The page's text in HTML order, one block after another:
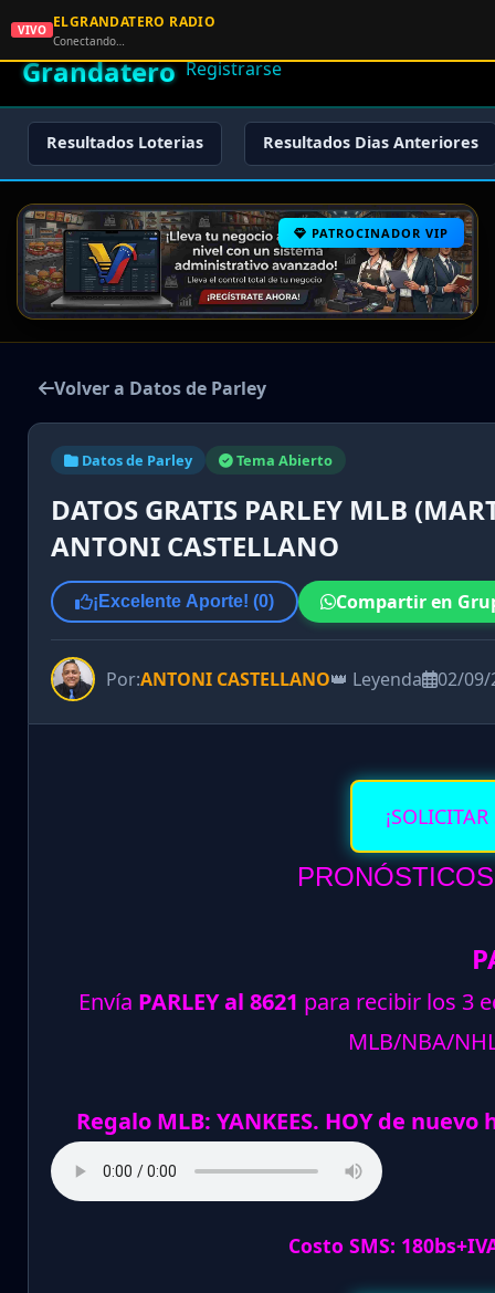
🌟 El
Grandatero Registrarse
Resultados Loterias Resultados Dias Anteriores
PATROCINADOR VIP
Volver a Datos de Parley
Datos de Parley Tema Abierto
DATOS GRATIS PARLEY MLB
ANTONI CASTELLANO
¡Excelente Aporte! (0) Compartir en
Por:ANTONI CASTELLANO👑 Leyenda 02/09/
Envía PARLEY al 8621 para recibir los 3
MLB/NBA/
Regalo MLB: YANKEES. HOY de nuevo
Costo SMS:
VIVO ELGRANDATERO RADIO
Conectando…